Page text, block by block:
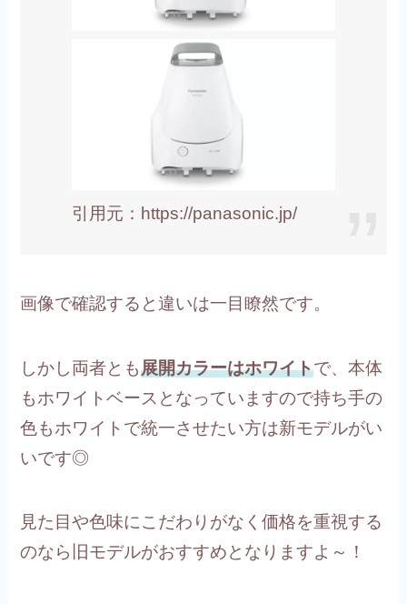
引用元：https://panasonic.jp/
画像で確認すると違いは一目瞭然です。
しかし両者とも展開カラーはホワイトで、本体
もホワイトベースとなっていますので持ち手の
色もホワイトで統一させたい方は新モデルがい
いです◎
見た目や色味にこだわりがなく価格を重視する
のなら旧モデルがおすすめとなりますよ～！